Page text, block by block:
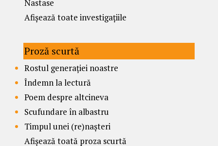
Nastase
Afișează toate investigațiile
Proză scurtă
Rostul generației noastre
Îndemn la lectură
Poem despre altcineva
Scufundare în albastru
Timpul unei (re)nașteri
Afișează toată proza scurtă